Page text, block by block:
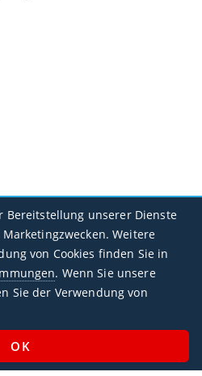
Bereitstellung unserer Dienste
Weitere
von Cookies finden Sie in
. Wenn Sie unsere
Sie der Verwendung von